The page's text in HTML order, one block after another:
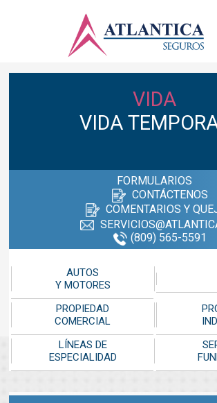
VIDA
VIDA
FORMULARIOS
CONTÁCTENOS
COMENTARIOS Y
(809) 565-5591
AUTOS
Y MOTORES
PROPIEDAD
COMERCIAL
LÍNEAS DE
ESPECIALIDAD